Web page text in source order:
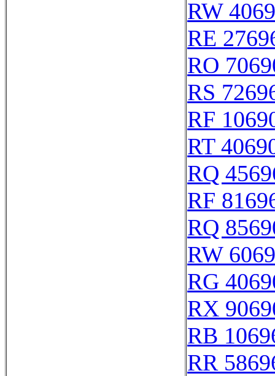
RW
RE
RO
RS
RF
RT
RQ
RF
RQ
RW
RG
RX
RB
RR